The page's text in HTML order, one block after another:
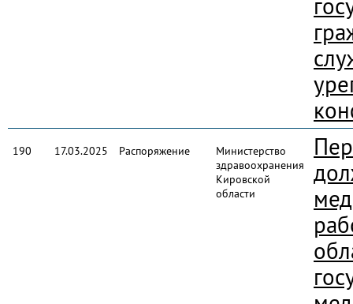
190 17.03.2025 Распоряжение
Министерство
здравоохранения
Кировской
области